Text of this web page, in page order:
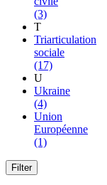
(3)
T
Triarticulation
sociale
(17)
U
Ukraine
(4)
Union
Européenne
(1)